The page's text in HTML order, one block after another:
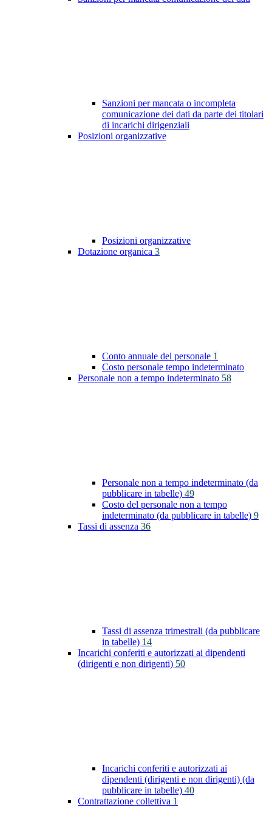
Sanzioni per mancata o incompleta
comunicazione dei dati da parte dei titolari
di incarichi dirigenziali
Posizioni organizzative
Posizioni organizzative
Dotazione organica 3
Conto annuale del personale 1
Costo personale tempo indeterminato
Personale non a tempo indeterminato 58
Personale non a tempo indeterminato (da
pubblicare in tabelle) 49
Costo del personale non a tempo
indeterminato (da pubblicare in tabelle) 9
Tassi di assenza 36
Tassi di assenza trimestrali (da pubblicare
in tabelle) 14
Incarichi conferiti e autorizzati ai dipendenti
(dirigenti e non dirigenti) 50
Incarichi conferiti e autorizzati ai
dipendenti (dirigenti e non dirigenti) (da
pubblicare in tabelle) 40
Contrattazione collettiva 1